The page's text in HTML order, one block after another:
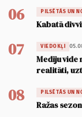
06 PILSĒTĀS UN
Kabatā
07 VIEDOKĻI
Mediju vide
realitāti,
08 PILSĒTĀS UN
Ražas